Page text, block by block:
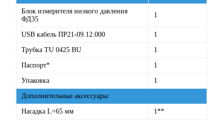
Блок измерителя низкого давления
ФД35
1
USB кабель ПР21-09.12.000 1
Трубка TU 0425 BU 1
Паспорт* 1
Упаковка 1
Дополнительные аксессуары:
Насадка L=65 мм 1**